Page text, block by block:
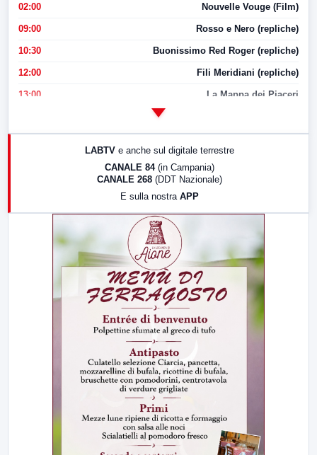
02:00 Nouvelle Vouge (Film)
09:00 Rosso e Nero (repliche)
10:30 Buonissimo Red Roger (repliche)
12:00 Fili Meridiani (repliche)
13:00 La Mappa dei Piaceri
LABTV e anche sul digitale terrestre
CANALE 84 (in Campania)
CANALE 268 (DDT Nazionale)
E sulla nostra APP